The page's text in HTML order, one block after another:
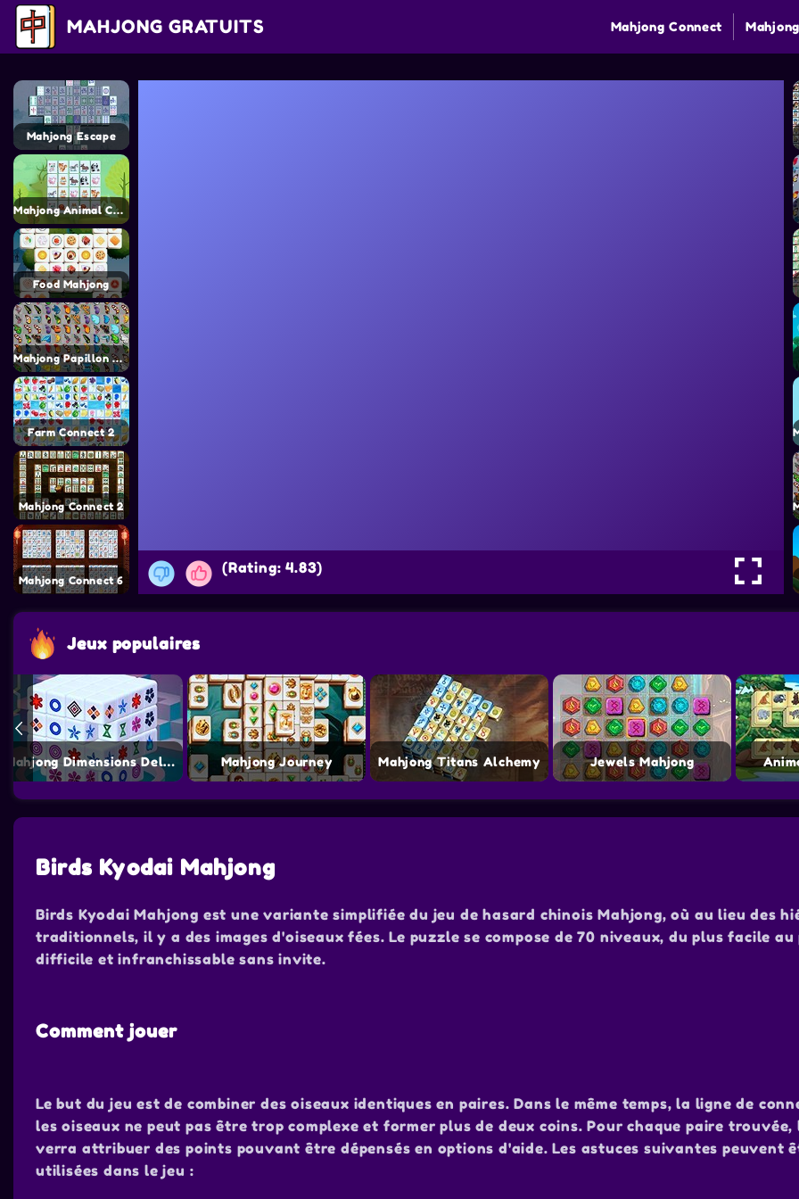
MAHJONG GRATUITS Mahjong Connect
Mahjong Escape
Mahjong Animal Connect 2
Food Mahjong
Mahjong Papillon Connect
Farm Connect 2
Mahjong Connect 2
Mahjong Connect 6
(Rating: 4.83)
Jeux populaires
Mahjong Dimensions Deluxe Mahjong Journey Mahjong Titans Alchemy Jewels Mahjong
Birds Kyodai Mahjong
Birds Kyodai Mahjong est une variante simplifiée du jeu de hasard chinois Mahjong, où au lieu des
traditionnels, il y a des images d'oiseaux fées. Le puzzle se compose de 70 niveaux, du plus facile au
difficile et infranchissable sans invite.
Comment jouer
Le but du jeu est de combiner des oiseaux identiques en paires. Dans le même temps, la ligne de
les oiseaux ne peut pas être trop complexe et former plus de deux coins. Pour chaque paire trouvée,
verra attribuer des points pouvant être dépensés en options d'aide. Les astuces suivantes peuvent
utilisées dans le jeu :